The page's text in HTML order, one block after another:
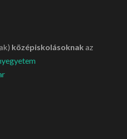
középiskolásoknak az